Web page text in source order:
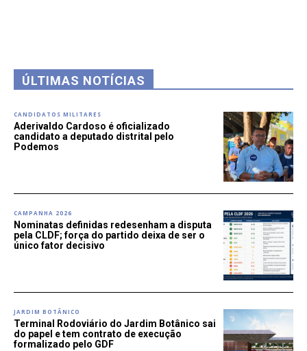
ÚLTIMAS NOTÍCIAS
CANDIDATOS MILITARES
Aderivaldo Cardoso é oficializado
candidato a deputado distrital pelo
Podemos
CAMPANHA 2026
Nominatas definidas redesenham a disputa
pela CLDF; força do partido deixa de ser o
único fator decisivo
JARDIM BOTÂNICO
Terminal Rodoviário do Jardim Botânico sai
do papel e tem contrato de execução
formalizado pelo GDF